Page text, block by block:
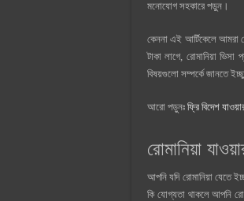
মনোযোগ সহকারে পড়ুন।
কেননা এই আর্টিকেলে আমরা
টাকা লাগে, রোমানিয়া
বিষয়গুলো সম্পর্কে জানতে
আরো পড়ুনঃ ফ্রি বিদেশ
রোমানিয়া
আপনি যদি রোমানিয়া যেতে
কি যোগ্যতা থাকলে আপনি